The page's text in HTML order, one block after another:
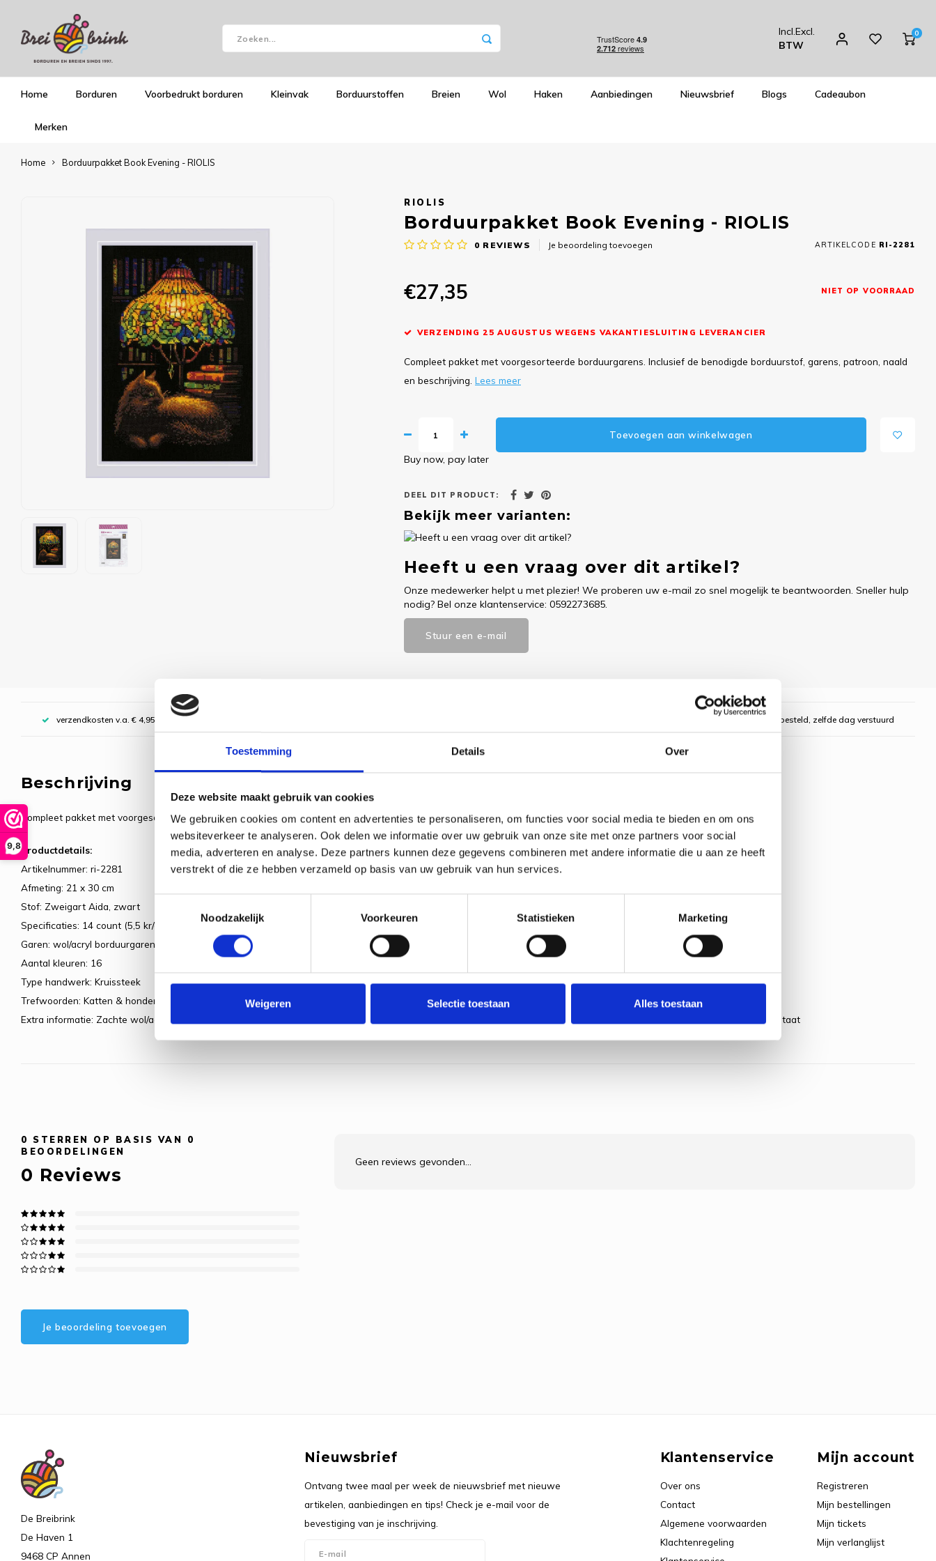
Toestemming Details Over
Deze website maakt gebruik van cookies
We gebruiken cookies om content en advertenties te personaliseren, om functies voor social media te bieden en om ons
websiteverkeer te analyseren. Ook delen we informatie over uw gebruik van onze site met onze partners voor social
media, adverteren en analyse. Deze partners kunnen deze gegevens combineren met andere informatie die u aan ze heeft
verstrekt of die ze hebben verzameld op basis van uw gebruik van hun services.
Noodzakelijk
Voorkeuren Statistieken Marketing
Weigeren Selectie toestaan Alles toestaan
9,8
Incl.Excl.
BTW
0
Home Borduren Voorbedrukt borduren Kleinvak Borduurstoffen Breien Wol Haken Aanbiedingen Nieuwsbrief Blogs Cadeaubon
Merken
Home Borduurpakket Book Evening - RIOLIS
RIOLIS
Borduurpakket Book Evening - RIOLIS
0 REVIEWS Je beoordeling toevoegen ARTIKELCODE RI-2281
€27,35 NIET OP VOORRAAD
VERZENDING 25 AUGUSTUS WEGENS VAKANTIESLUITING LEVERANCIER
Compleet pakket met voorgesorteerde borduurgarens. Inclusief de benodigde borduurstof, garens, patroon, naald
en beschrijving. Lees meer
Toevoegen aan winkelwagen
Buy now, pay later
DEEL DIT PRODUCT:
Bekijk meer varianten:
Heeft u een vraag over dit artikel?
Onze medewerker helpt u met plezier! We proberen uw e-mail zo snel mogelijk te beantwoorden. Sneller hulp
nodig? Bel onze klantenservice: 0592273685.
Stuur een e-mail
verzendkosten v.a. € 4,95, boven € 70,00 gratis (NL) Voor 16:00 uur besteld, zelfde dag verstuurd
Beschrijving
Compleet pakket met voorgesorteerde borduurgarens. Inclusief de benodigde borduurstof, garens, patroon, naald en beschrijving.
Productdetails:
Artikelnummer: ri-2281
Afmeting: 21 x 30 cm
Stof: Zweigart Aida, zwart
Specificaties: 14 count (5,5 kr/cm)
Garen: wol/acryl borduurgaren
Aantal kleuren: 16
Type handwerk: Kruissteek
Trefwoorden: Katten & honden
Extra informatie: Zachte wol/acryl garens 30/70 van Safil zijn duurzaam kleurvast hypoallergeen en makkelijk in gebruik ook voor beginners met een mooi mat en zacht resultaat
0 STERREN OP BASIS VAN 0
BEOORDELINGEN
0 Reviews
Je beoordeling toevoegen
Geen reviews gevonden...
De Breibrink
De Haven 1
9468 CP Annen
Nieuwsbrief
Ontvang twee maal per week de nieuwsbrief met nieuwe
artikelen, aanbiedingen en tips! Check je e-mail voor de
bevestiging van je inschrijving.
Klantenservice
Over ons
Contact
Algemene voorwaarden
Klachtenregeling
Mijn account
Registreren
Mijn bestellingen
Mijn tickets
Mijn verlanglijst